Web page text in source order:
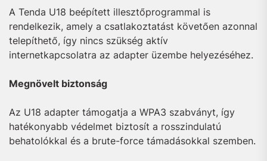
A Tenda U18 beépített illesztőprogrammal is
rendelkezik, amely a csatlakoztatást követően azonnal
telepíthető, így nincs szükség aktív
internetkapcsolatra az adapter üzembe helyezéséhez.
Megnövelt biztonság
Az U18 adapter támogatja a WPA3 szabványt, így
hatékonyabb védelmet biztosít a rosszindulatú
behatolókkal és a brute-force támadásokkal szemben.